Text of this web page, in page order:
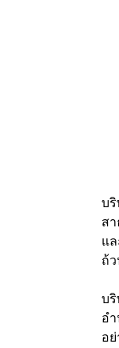
บริ
ส
แ
ถ้
บ
อ
อ